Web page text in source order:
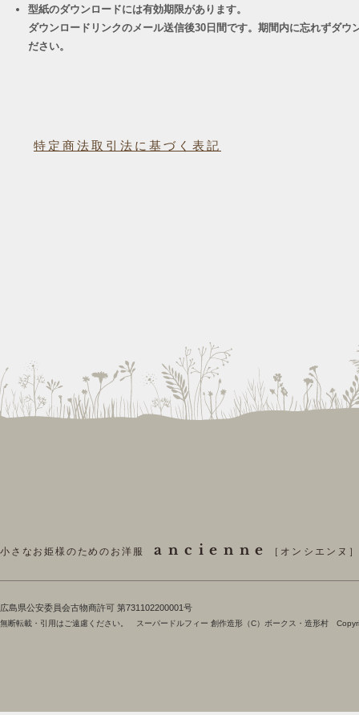
型紙のダウンロードには有効期限があります。
ダウンロードリンクのメール送信後30日間です。期間内に忘れずダウ
ださい。
特定商法取引法に基づく表記
小さなお姫様のためのお洋服 ancienne ［オンシエンヌ
​広島県公安委員会古物商許可 第731102200001号
無断転載・引用はご遠慮ください。 スーパードルフィー 創作造形（C）ボークス・造形村